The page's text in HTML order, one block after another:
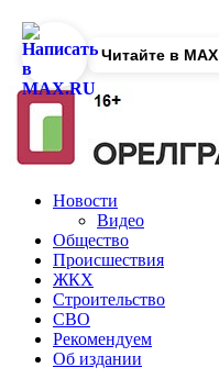
Новости
Видео
Общество
Происшествия
ЖКХ
Строительство
СВО
Рекомендуем
Об издании
Читайте в MAX